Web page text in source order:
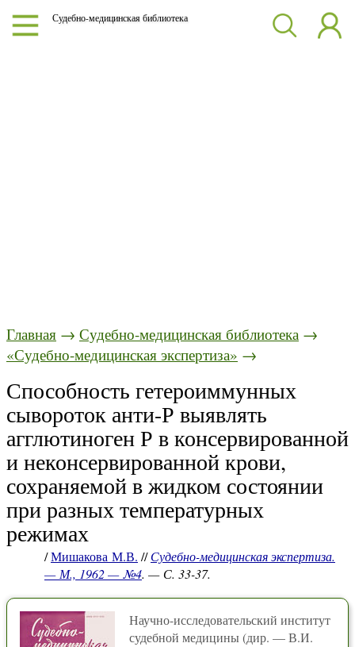
Судебно-медицинская библиотека
Главная → Судебно-медицинская библиотека →
«Судебно-медицинская экспертиза» →
Способность гетероиммунных
сывороток анти-Р выявлять
агглютиноген Р в консервированной
и неконсервированной крови,
сохраняемой в жидком состоянии
при разных температурных
режимах
/Мишакова М.В. //Судебно-медицинская экспертиза.
— М., 1962 — №4. — С. 33-37.
Научно-исследовательский институт
судебной медицины (дир. — В.И.